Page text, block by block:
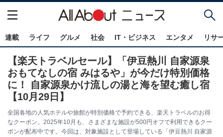
連載 ライフ グルメ 社会 IT・ビジネス エンタメ リサ
【楽天トラベルセール】「伊豆熱川 自家源泉
おもてなしの宿 みはるや」が今だけ特別価格
に！ 自家源泉かけ流しの湯と海を望む癒し宿
【10月29日】
全国各地の人気ホテルや旅館が特別価格で予約できる、楽天トラベルのお得
なクーポン。2025年10月も、さまざまな施設が500円オフで利用できるクー
ポンが配布中です。今回は、対象施設として登場している「伊豆熱川 自家源